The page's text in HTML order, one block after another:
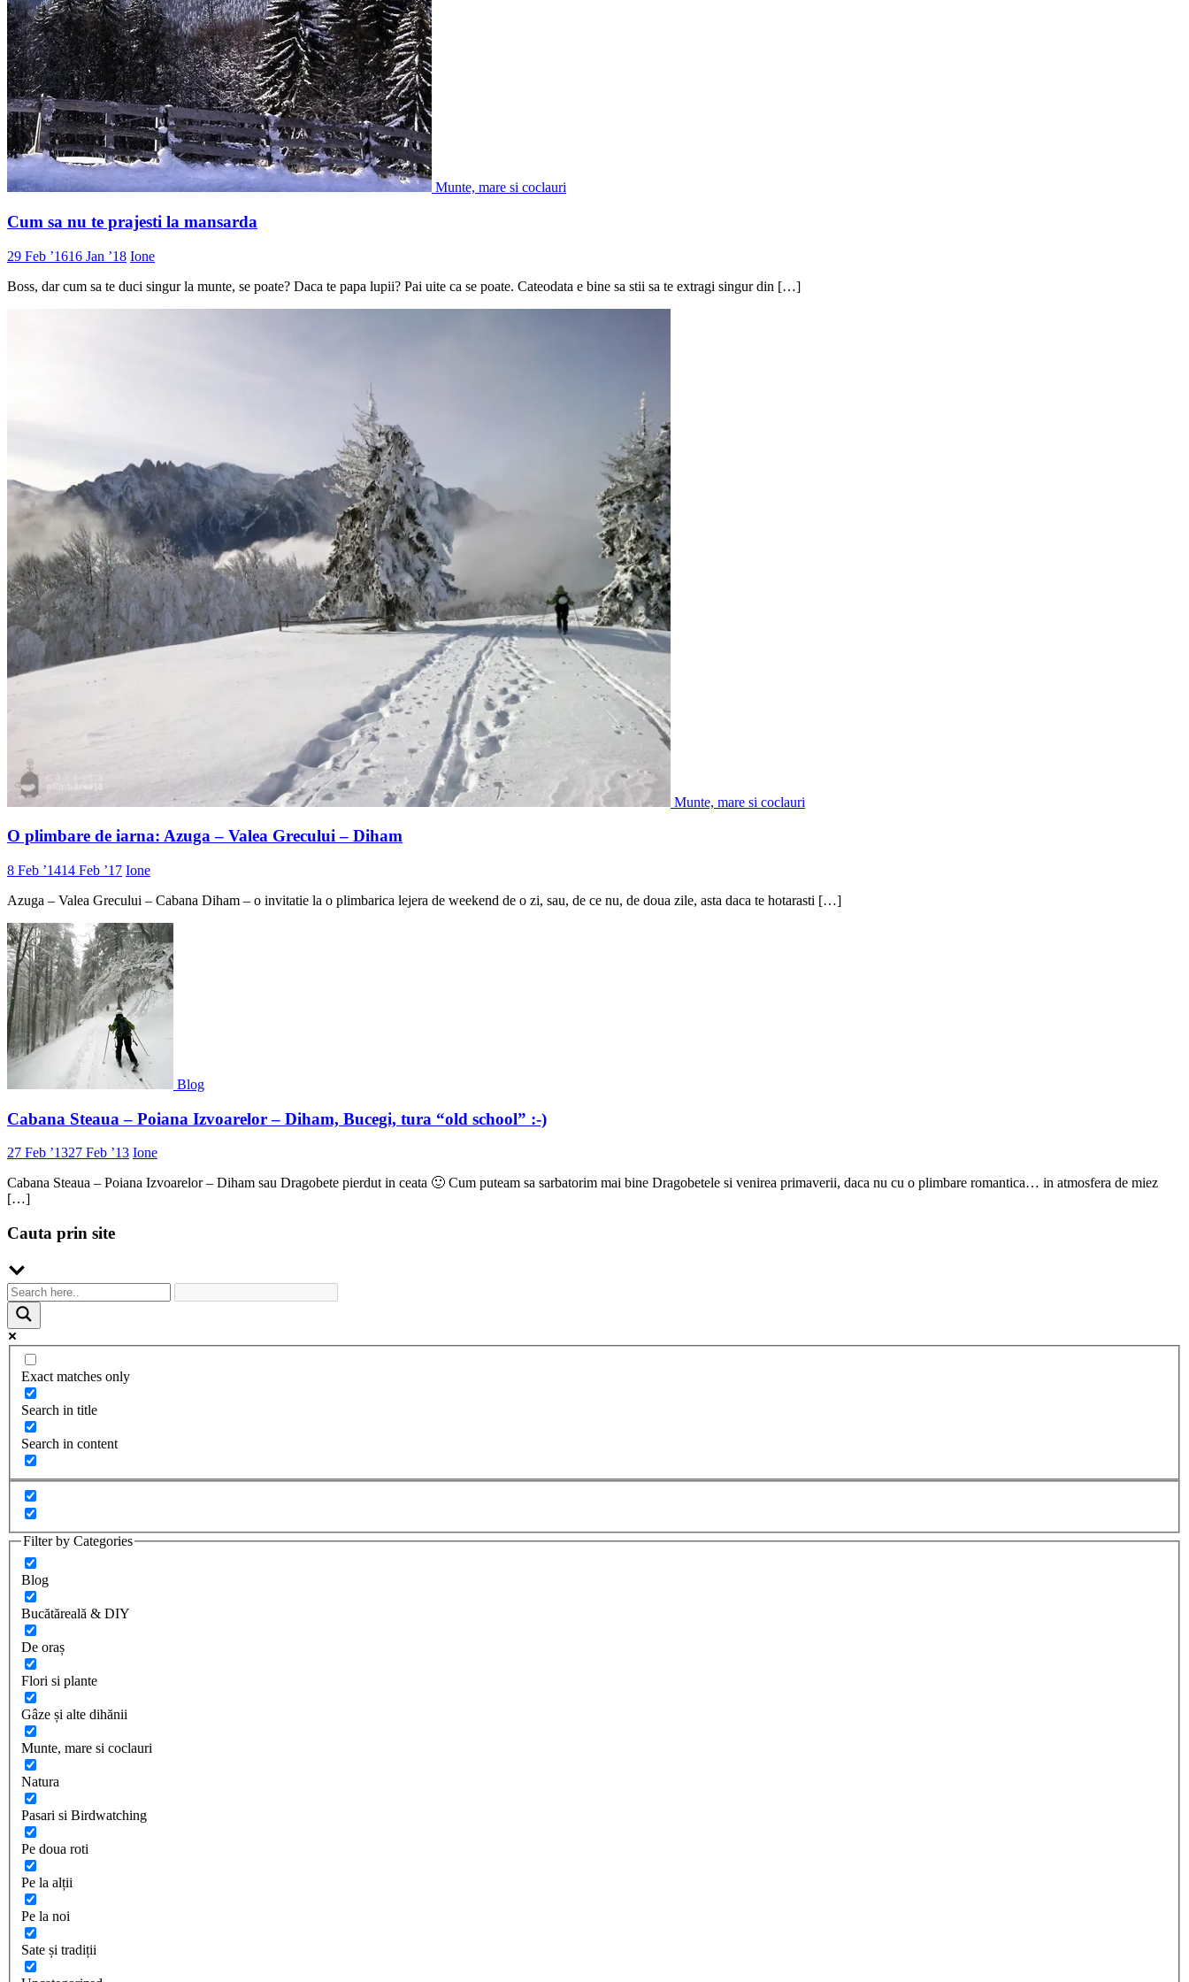
Munte, mare si coclauri
Cum sa nu te prajesti la mansarda
29 Feb ’1616 Jan ’18 Ione
Boss, dar cum sa te duci singur la munte, se poate? Daca te papa lupii? Pai uite ca se poate. Cateodata e bine sa stii sa te extragi singur din […]
Munte, mare si coclauri
O plimbare de iarna: Azuga – Valea Grecului – Diham
8 Feb ’1414 Feb ’17 Ione
Azuga – Valea Grecului – Cabana Diham – o invitatie la o plimbarica lejera de weekend de o zi, sau, de ce nu, de doua zile, asta daca te hotarasti […]
Blog
Cabana Steaua – Poiana Izvoarelor – Diham, Bucegi, tura “old school” :-)
27 Feb ’1327 Feb ’13 Ione
Cabana Steaua – Poiana Izvoarelor – Diham sau Dragobete pierdut in ceata 🙂 Cum puteam sa sarbatorim mai bine Dragobetele si venirea primaverii, daca nu cu o plimbare romantica… in atmosfera de miez
[…]
Cauta prin site
Exact matches only
Search in title
Search in content
Filter by Categories
Blog
Bucătăreală & DIY
De oraș
Flori si plante
Gâze și alte dihănii
Munte, mare si coclauri
Natura
Pasari si Birdwatching
Pe doua roti
Pe la alții
Pe la noi
Sate și tradiții